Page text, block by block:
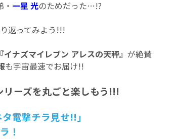
一星 光のためだった…!?
返ってみよう!!!
ナズマイレブン アレスの天秤』 が絶賛
も宇宙最速でお届け!!
リーズを丸ごと楽しもう!!!
タ電撃チラ見せ!!」
！